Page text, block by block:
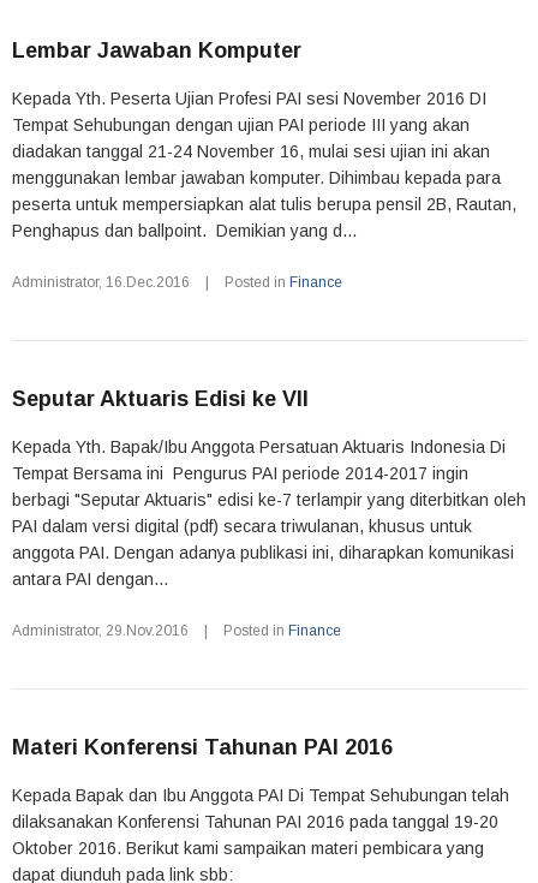
Lembar Jawaban Komputer
Kepada Yth. Peserta Ujian Profesi PAI sesi November 2016 DI
Tempat Sehubungan dengan ujian PAI periode III yang akan
diadakan tanggal 21-24 November 16, mulai sesi ujian ini akan
menggunakan lembar jawaban komputer. Dihimbau kepada para
peserta untuk mempersiapkan alat tulis berupa pensil 2B, Rautan,
Penghapus dan ballpoint. Demikian yang d...
Administrator, 16.Dec.2016 Posted in Finance
Seputar Aktuaris Edisi ke VII
Kepada Yth. Bapak/Ibu Anggota Persatuan Aktuaris Indonesia Di
Tempat Bersama ini Pengurus PAI periode 2014-2017 ingin
berbagi "Seputar Aktuaris" edisi ke-7 terlampir yang diterbitkan oleh
PAI dalam versi digital (pdf) secara triwulanan, khusus untuk
anggota PAI. Dengan adanya publikasi ini, diharapkan komunikasi
antara PAI dengan...
Administrator, 29.Nov.2016 Posted in Finance
Materi Konferensi Tahunan PAI 2016
Kepada Bapak dan Ibu Anggota PAI Di Tempat Sehubungan telah
dilaksanakan Konferensi Tahunan PAI 2016 pada tanggal 19-20
Oktober 2016. Berikut kami sampaikan materi pembicara yang
dapat diunduh pada link sbb: